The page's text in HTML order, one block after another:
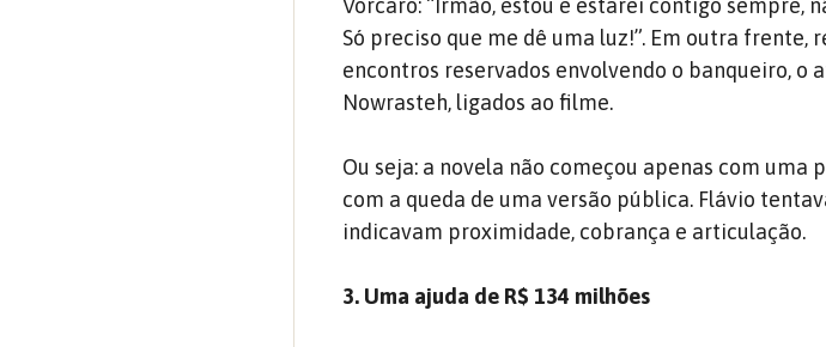
Vorcaro: “Irmão, estou e estarei contigo sempre,
Só preciso que me dê uma luz!”. Em outra
encontros reservados envolvendo o banqueiro, o
Nowrasteh, ligados ao filme.
Ou seja: a novela não começou apenas com uma
com a queda de uma versão pública. Flávio
indicavam proximidade, cobrança e articulação.
3. Uma ajuda de R$ 134 milhões